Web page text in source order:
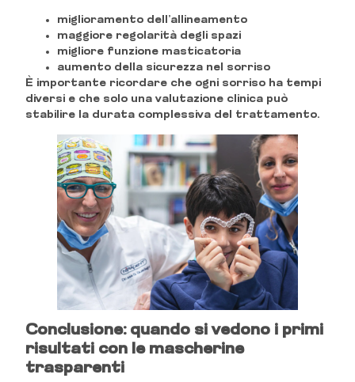
miglioramento dell’allineamento
maggiore regolarità degli spazi
migliore funzione masticatoria
aumento della sicurezza nel sorriso
È importante ricordare che ogni sorriso ha tempi
diversi e che solo una valutazione clinica può
stabilire la durata complessiva del trattamento.
Conclusione: quando si vedono i primi
risultati con le mascherine
trasparenti